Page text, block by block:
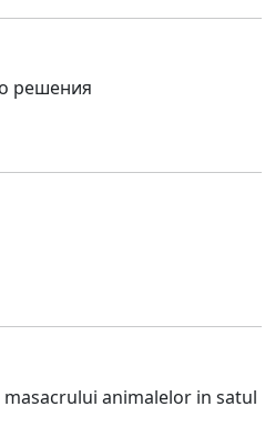
решения
animalelor in satul